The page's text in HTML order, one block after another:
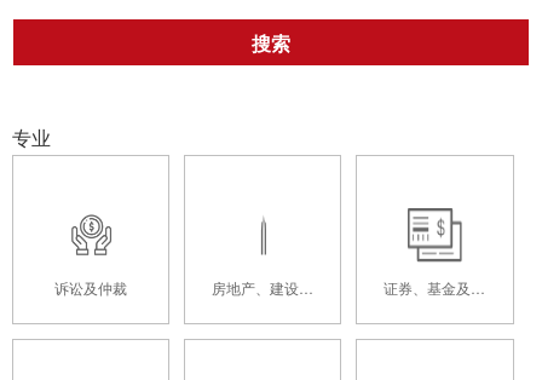
搜索
专业
诉讼及仲裁
房地产、建设工
证券、基金及资